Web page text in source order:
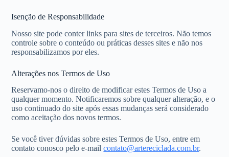
Isenção de Responsabilidade
Nosso site pode conter links para sites de terceiros. Não temos
controle sobre o conteúdo ou práticas desses sites e não nos
responsabilizamos por eles.
Alterações nos Termos de Uso
Reservamo-nos o direito de modificar estes Termos de Uso a
qualquer momento. Notificaremos sobre qualquer alteração, e o
uso continuado do site após essas mudanças será considerado
como aceitação dos novos termos.
Se você tiver dúvidas sobre estes Termos de Uso, entre em
contato conosco pelo e-mailcontato@artereciclada.com.br.